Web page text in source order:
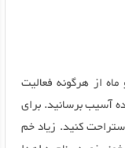
از هرگونه فعالیت
آسیب برسانید. برای
کنید. زیاد خم